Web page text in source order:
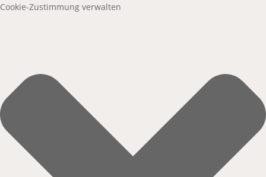
Cookie-Zustimmung verwalten